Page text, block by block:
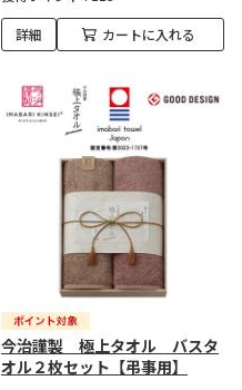
詳細 カートに入れる
今治謹製 極上タオル バスタ
オル２枚セット【弔事用】